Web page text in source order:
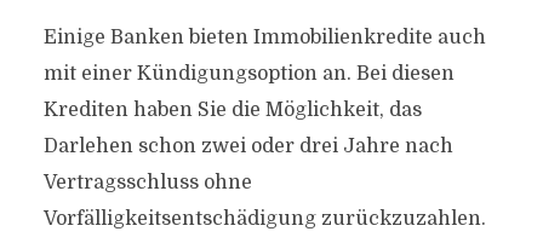
Einige Banken bieten Immobilienkredite auch
mit einer Kündigungsoption an. Bei diesen
Krediten haben Sie die Möglichkeit, das
Darlehen schon zwei oder drei Jahre nach
Vertragsschluss ohne
Vorfälligkeitsentschädigung zurückzuzahlen.